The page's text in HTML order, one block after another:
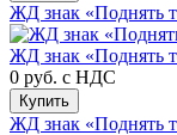
ЖД знак «Поднять
ЖД знак «Поднять
0 руб. с НДС
Купить
ЖД знак «Поднять